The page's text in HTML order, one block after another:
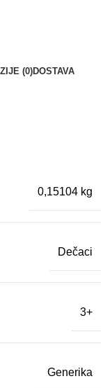
(0)DOSTAVA
0,15104 kg
Dečaci
3+
Generika